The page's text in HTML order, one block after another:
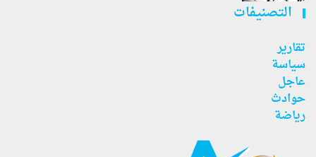
التصنيفات
تقارير
سياسة
عاجل
حوادث
رياضة